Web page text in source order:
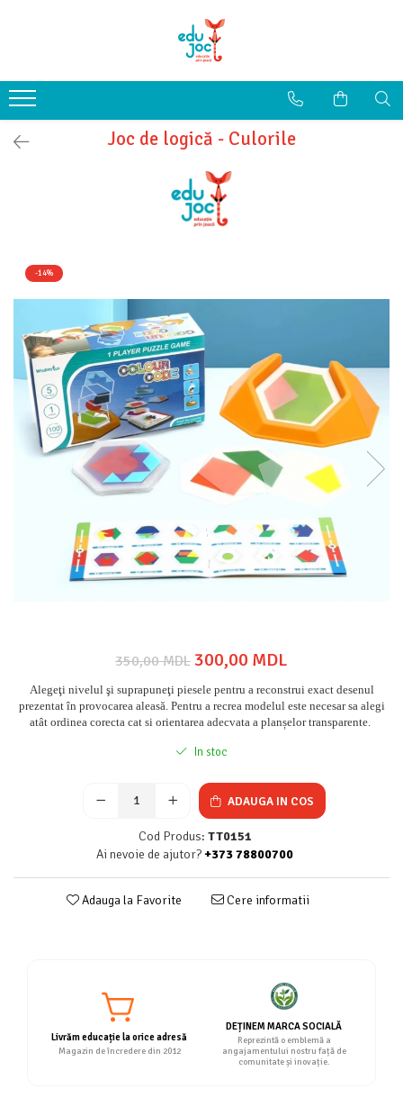
1-2 ani
3-4 ani
5-7 ani
Joc de logică - Culorile
-14%
350,00 MDL 300,00 MDL
Alegeţi nivelul şi suprapuneţi piesele pentru a reconstrui exact desenul
prezentat în provocarea aleasă. Pentru a recrea modelul este necesar sa alegi
atât ordinea corecta cat si orientarea adecvata a planșelor transparente.
In stoc
ADAUGA IN COS
Cod Produs: TT0151
Ai nevoie de ajutor?+373 78800700
Adauga la Favorite Cere informatii
Livrăm educație la orice adresă
Magazin de încredere din 2012
DEȚINEM MARCA SOCIALĂ
Reprezintă o emblemă a
angajamentului nostru față de
comunitate și inovație.